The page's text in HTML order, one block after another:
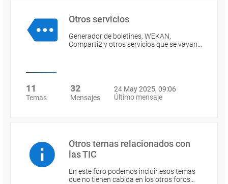
Otros servicios
Generador de boletines, WEKAN,
Comparti2 y otros servicios que se vayan…
11
Temas
32
Mensajes
24 May 2025, 09:06
Último mensaje
Otros temas relacionados con
las TIC
En este foro podemos incluir esos temas
que no tienen cabida en los otros foros…